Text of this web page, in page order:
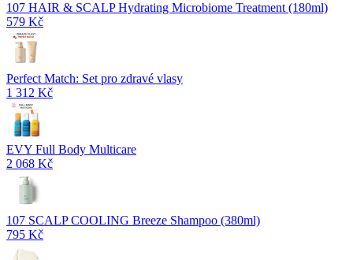
107 HAIR & SCALP Hydrating Microbiome Treatment (180ml)
579 Kč
Perfect Match: Set pro zdravé vlasy
1 312 Kč
EVY Full Body Multicare
2 068 Kč
107 SCALP COOLING Breeze Shampoo (380ml)
795 Kč